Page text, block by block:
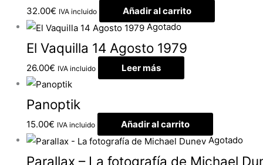
32.00€ IVA incluido
Añadir al carrito
Agotado
El Vaquilla 14 Agosto 1979
26.00€ IVA incluido Leer más
Panoptik
15.00€ IVA incluido
Añadir al carrito
Agotado
Parallax – La fotografía de Michael